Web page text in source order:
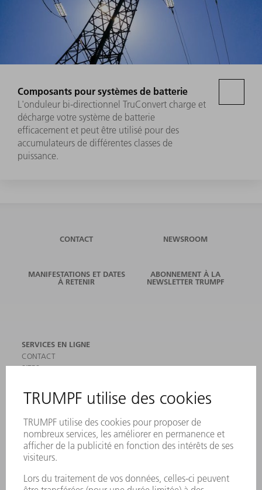
Composants pour systèmes de batterie
L'onduleur bi-directionnel TruConvert charge et
décharge votre système de batterie
efficacement et peut être utilisé pour des
accumulateurs de différentes classes de
puissance.
CONTACT NEWSROOM
MANIFESTATIONS ET DATES
À RETENIR
ABONNEMENT À LA
NEWSLETTER TRUMPF
SERVICES EN LIGNE
CONTACT
SITES
INSCRIPTION À LA NEWSLETTER
MYTRUMPF
PRODUITS
MACHINES & SYSTÈMES
LASER
ELECTRONIQUE DE PUISSANCE
OUTILS ÉLECTRIQUES
SMART FACTORY